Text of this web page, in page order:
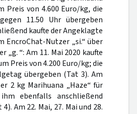
Preis von 4.600 Euro/kg, die
11.50 Uhr übergeben
kaufte der Angeklagte
EncroChat-Nutzer „si.“ über
„g. “: Am 11. Mai 2020 kaufte
Preis von 4.200 Euro/kg; die
übergeben (Tat 3). Am
2 kg Marihuana „Haze“ für
ebenfalls anschließend
Am 22. Mai, 27. Mai und 28.